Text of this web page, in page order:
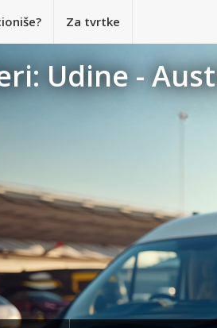
Za tvrtke
Udine -